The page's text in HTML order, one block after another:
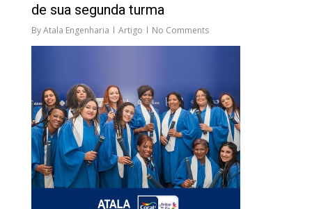
de sua segunda turma
ByAtala Engenharia Artigo No Comments